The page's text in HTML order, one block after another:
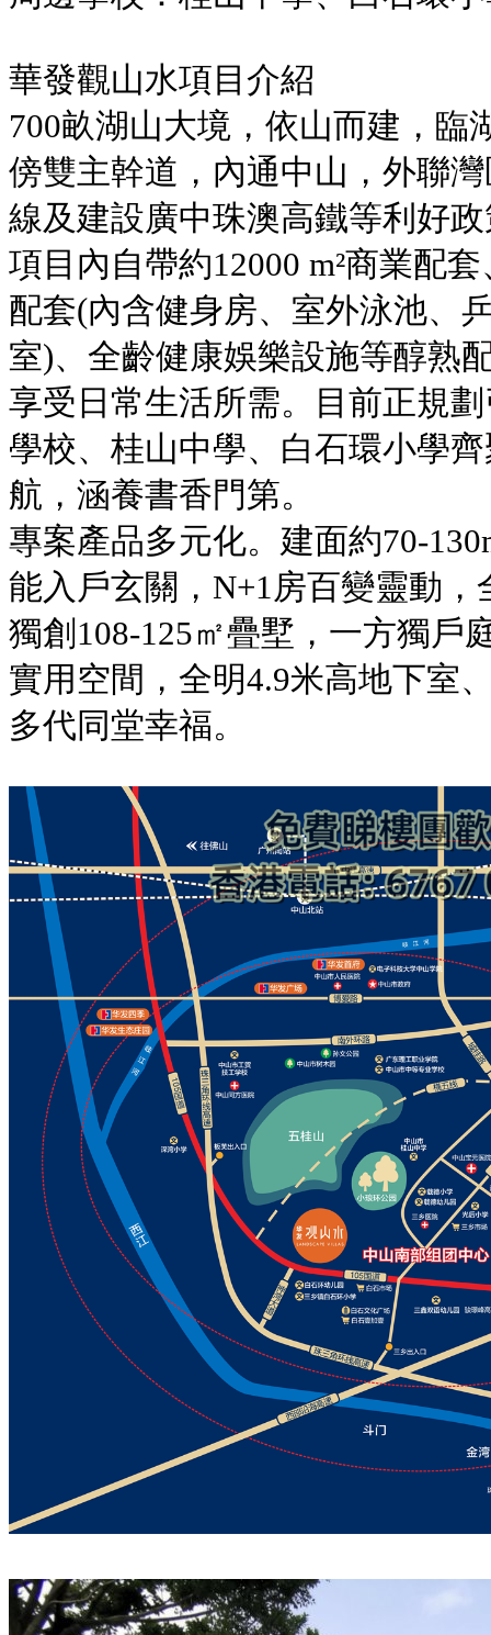
華發觀山水項目介紹
700畝湖山大境，依山而建，臨
傍雙主幹道，內通中山，外聯
線及建設廣中珠澳高鐵等利好
項目內自帶約12000 m²商業配
配套(內含健身房、室外泳池、
室)、全齡健康娛樂設施等醇熟
享受日常生活所需。目前正規
學校、桂山中學、白石環小學
航，涵養書香門第。
專案產品多元化。建面約70-
能入戶玄關，N+1房百變靈動
獨創108-125㎡疊墅，一方獨戶
實用空間，全明4.9米高地下室
多代同堂幸福。